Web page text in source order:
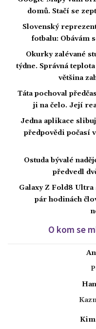
domů. Stačí se
Slovenský
fotbalu: Obávám
Okurky zalévané
týdne. Správná
většina
Táta pochoval
ji na čelo. Její
Jedna aplikace
předpovědi počasí
Ostuda bývalé
předvedl
Galaxy Z Fold8
pár hodinách
O kom se
Kim